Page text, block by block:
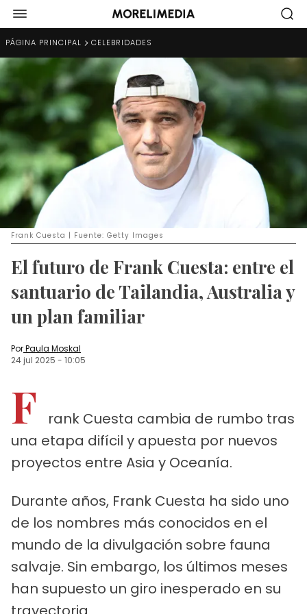
PÁGINA PRINCIPAL CELEBRIDADES
Frank Cuesta | Fuente: Getty Images
El futuro de Frank Cuesta: entre el
santuario de Tailandia, Australia y
un plan familiar
PorPaula Moskal
24 jul 2025 - 10:05
F
rank Cuesta cambia de rumbo tras
una etapa difícil y apuesta por nuevos
proyectos entre Asia y Oceanía.
Durante años, Frank Cuesta ha sido uno
de los nombres más conocidos en el
mundo de la divulgación sobre fauna
salvaje. Sin embargo, los últimos meses
han supuesto un giro inesperado en su